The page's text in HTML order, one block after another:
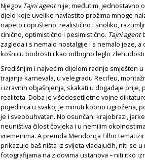
Njegov Tajni agentnije, međutim, jednostavno
djelo koje uvelike navlastito prožima mnoge
napeto i opušteno, realistično i snoliko,
cinično, optimistično i pesimistično. Tajni agent
zagleda i s nemalo nostalgije i s nemalo jeze,
košnicu bodrosti i kao odbojno leglo
Središnjim i najvećim dijelom radnje smješten
trajanja karnevala, u velegradu Recifeu,
i izravnih objašnjenja, skakati u događaje prije,
realiteta. Doba je višedesetljetne vojne
pojedinca u svakoj je minuti kobno ugrožena,
je i sveobuhvatan. No osunčani krajobrazi,
neuništiva čilost čovjeka i u nemilim
vremenima. A premda Mendonça Filho
prikazuje baš ništa iz svijeta vladajućih, niti se
fotografijama na zidovima ustanova – niti itko